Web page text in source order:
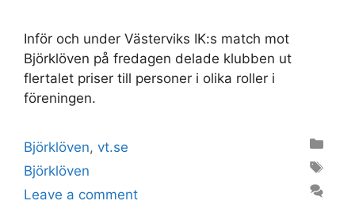
Inför och under Västerviks IK:s match mot
Björklöven på fredagen delade klubben ut
flertalet priser till personer i olika roller i
föreningen.
Categories
Björklöven, vt.se
Tags
Björklöven
Leave a comment